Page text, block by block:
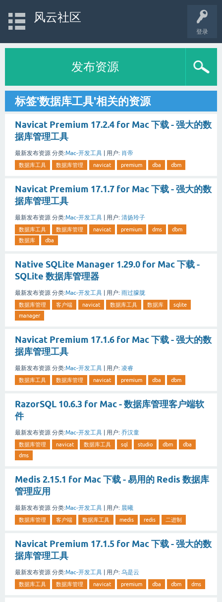
登录
风云社区
发布资源
标签'数据库工具'相关的资源
Navicat Premium 17.2.4 for Mac 下载 - 强大的数
据库管理工具
最新发布资源 分类:Mac-开发工具 用户: 肖帝
数据库工具 数据库管理 navicat premium dba dbm
Navicat Premium 17.1.7 for Mac 下载 - 强大的数
据库管理工具
最新发布资源 分类:Mac-开发工具 用户: 清扬玲子
数据库工具 数据库管理 navicat premium dms
dbm
数据库
dba
Native SQLite Manager 1.29.0 for Mac 下载 -
SQLite 数据库管理器
最新发布资源 分类:Mac-开发工具 用户: 雨过朦胧
数据库管理 客户端 navicat 数据库工具 数据库
sqlite
manager
Navicat Premium 17.1.6 for Mac 下载 - 强大的数
据库管理工具
最新发布资源 分类:Mac-开发工具 | 用户: 凌睿
数据库工具 数据库管理 navicat premium dba dbm
RazorSQL 10.6.3 for Mac - 数据库管理客户端软
件
最新发布资源 分类:Mac-开发工具 | 用户: 乔汉童
数据库管理 navicat 数据库工具 sql studio dbm
dba
dms
Medis 2.15.1 for Mac 下载 - 易用的 Redis 数据库
管理应用
最新发布资源 分类:Mac-开发工具 | 用户: 晨曦
数据库管理 客户端 数据库工具 medis redis 二进制
Navicat Premium 17.1.5 for Mac 下载 - 强大的数
据库管理工具
最新发布资源 分类:Mac-开发工具 | 用户: 乌是云
数据库工具 数据库管理 navicat premium dba dbm dms